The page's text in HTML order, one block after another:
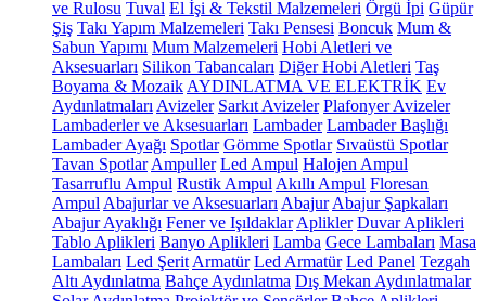
ve Rulosu Tuval El İşi & Tekstil Malzemeleri Örgü İpi Güpür
Şiş Takı Yapım Malzemeleri Takı Pensesi Boncuk Mum &
Sabun Yapımı Mum Malzemeleri Hobi Aletleri ve
Aksesuarları Silikon Tabancaları Diğer Hobi Aletleri Taş
Boyama & Mozaik AYDINLATMA VE ELEKTRİK Ev
Aydınlatmaları Avizeler Sarkıt Avizeler Plafonyer Avizeler
Lambaderler ve Aksesuarları Lambader Lambader Başlığı
Lambader Ayağı Spotlar Gömme Spotlar Sıvaüstü Spotlar
Tavan Spotlar Ampuller Led Ampul Halojen Ampul
Tasarruflu Ampul Rustik Ampul Akıllı Ampul Floresan
Ampul Abajurlar ve Aksesuarları Abajur Abajur Şapkaları
Abajur Ayaklığı Fener ve Işıldaklar Aplikler Duvar Aplikleri
Tablo Aplikleri Banyo Aplikleri Lamba Gece Lambaları Masa
Lambaları Led Şerit Armatür Led Armatür Led Panel Tezgah
Altı Aydınlatma Bahçe Aydınlatma Dış Mekan Aydınlatmalar